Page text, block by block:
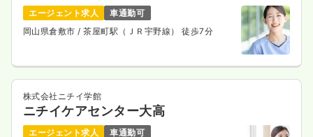
エージェント求人
車通勤可
岡山県倉敷市 / 茶屋町駅（ＪＲ宇野線） 徒歩7分
株式会社ニチイ学館
ニチイケアセンター大高
エージェント求人 車通勤可